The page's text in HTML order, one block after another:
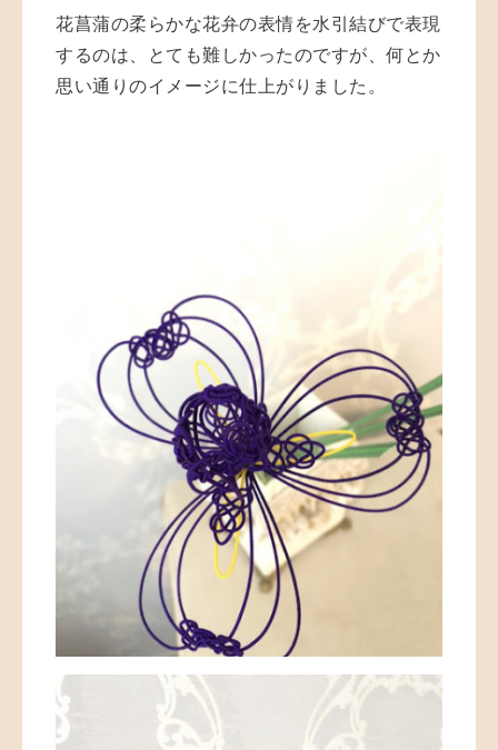
花菖蒲の柔らかな花弁の表情を水引結びで表現
するのは、とても難しかったのですが、何とか
思い通りのイメージに仕上がりました。